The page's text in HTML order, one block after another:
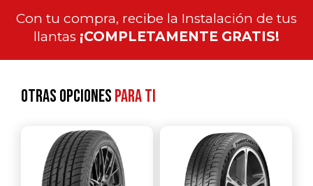
Con tu compra, recibe la Instalación de tus
llantas ¡COMPLETAMENTE GRATIS!
Otras opcionespara ti